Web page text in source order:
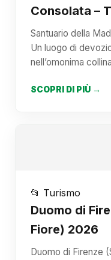
Consolata –
Santuario della
Un luogo di
nell’omonima
SCOPRI DI PIÙ →
📂 Turismo
Duomo di
Fiore) 2026
Duomo di Firenze